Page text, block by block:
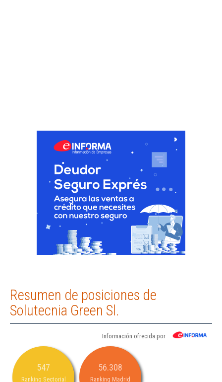
Resumen de posiciones de
Solutecnia Green Sl.
Información ofrecida por
547
Ranking Sectorial
56.308
Ranking Madrid